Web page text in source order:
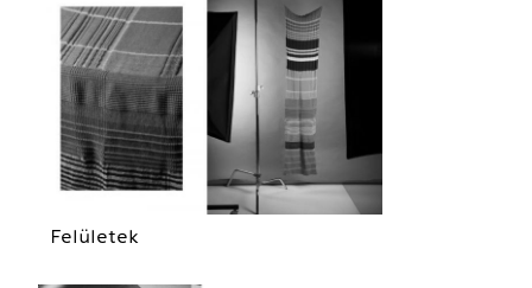
Felületek